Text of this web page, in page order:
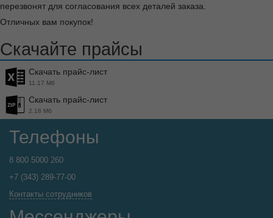
перезвонят для согласования всех деталей заказа.
Отличных вам покупок!
Скачайте прайсы
Скачать прайс-лист
11.17 Мб
Скачать прайс-лист
2.18 Мб
Телефоны
8 800 5000 260
+7 (343) 289-77-00
Контакты сотрудников